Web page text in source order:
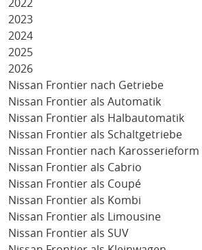
2022
2023
2024
2025
2026
Nissan Frontier nach Getriebe
Nissan Frontier als Automatik
Nissan Frontier als Halbautomatik
Nissan Frontier als Schaltgetriebe
Nissan Frontier nach Karosserieform
Nissan Frontier als Cabrio
Nissan Frontier als Coupé
Nissan Frontier als Kombi
Nissan Frontier als Limousine
Nissan Frontier als SUV